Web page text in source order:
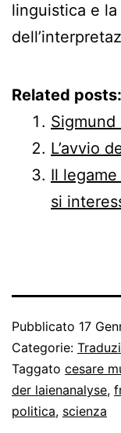
linguistica e
Related posts:
L’avvio
Il
si
Pubblicato 17
Categorie:
Taggato cesare
der laienanalyse,
politica, scienza